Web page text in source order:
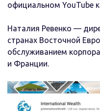
официальном YouTube
Наталия Ревенко —
странах Восточной
обслуживанием
и Франции.